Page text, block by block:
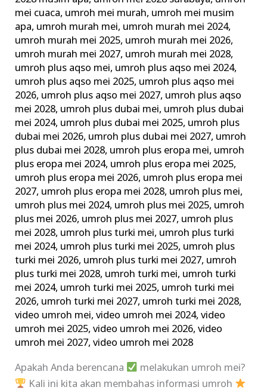
mei cuaca, umroh mei murah, umroh mei musim
apa, umroh murah mei, umroh murah mei 2024,
umroh murah mei 2025, umroh murah mei 2026,
umroh murah mei 2027, umroh murah mei 2028,
umroh plus aqso mei, umroh plus aqso mei 2024,
umroh plus aqso mei 2025, umroh plus aqso mei
2026, umroh plus aqso mei 2027, umroh plus aqso
mei 2028, umroh plus dubai mei, umroh plus dubai
mei 2024, umroh plus dubai mei 2025, umroh plus
dubai mei 2026, umroh plus dubai mei 2027, umroh
plus dubai mei 2028, umroh plus eropa mei, umroh
plus eropa mei 2024, umroh plus eropa mei 2025,
umroh plus eropa mei 2026, umroh plus eropa mei
2027, umroh plus eropa mei 2028, umroh plus mei,
umroh plus mei 2024, umroh plus mei 2025, umroh
plus mei 2026, umroh plus mei 2027, umroh plus
mei 2028, umroh plus turki mei, umroh plus turki
mei 2024, umroh plus turki mei 2025, umroh plus
turki mei 2026, umroh plus turki mei 2027, umroh
plus turki mei 2028, umroh turki mei, umroh turki
mei 2024, umroh turki mei 2025, umroh turki mei
2026, umroh turki mei 2027, umroh turki mei 2028,
video umroh mei,video umroh mei 2024,video
umroh mei 2025,video umroh mei 2026,video
umroh mei 2027,video umroh mei 2028
Apakah Anda berencana
melakukan umroh mei?
Kali ini kita akan membahas informasi umroh